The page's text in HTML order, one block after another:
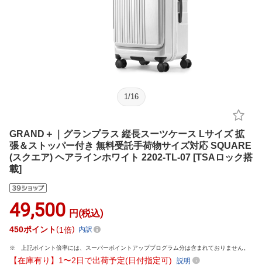
1 /16
GRAND＋｜グランプラス 縦長スーツケース Lサイズ 拡
張＆ストッパー付き 無料受託手荷物サイズ対応 SQUARE
(スクエア) ヘアラインホワイト 2202-TL-07 [TSAロック搭
載]
49,500 円(税込)
450ポイント 1倍 内訳
上記ポイント倍率には、スーパーポイントアッププログラム分は含まれておりません。
【在庫有り】1〜2日で出荷予定(日付指定可) 説明